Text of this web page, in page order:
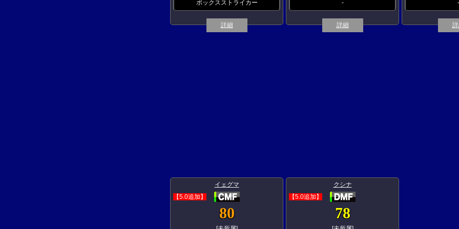
ボックスストライカー
詳細
-
詳細
-
イェグマ
【5.0追加】
80
クシナ
【5.0追加】
78